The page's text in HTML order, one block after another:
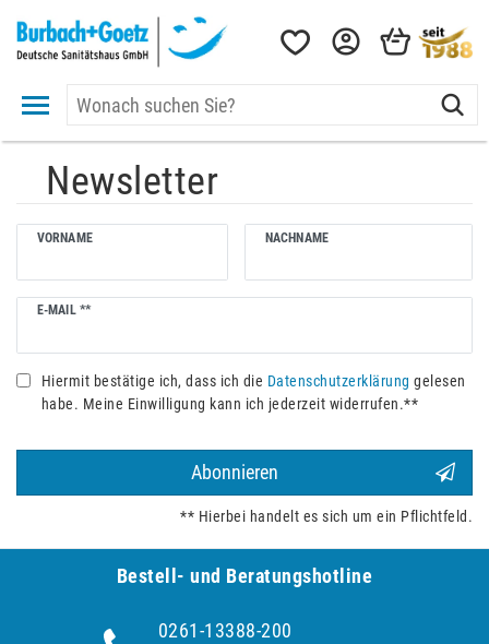
Newsletter
VORNAME NACHNAME
E-MAIL **
Newsletter
Hiermit bestätige ich, dass ich die Daten­schutz­erklärung gelesen
habe. Meine Einwilligung kann ich jederzeit widerrufen.**
Abonnieren
** Hierbei handelt es sich um ein Pflichtfeld.
Bestell- und Be­ra­tungs­hot­line
0261-13388-200